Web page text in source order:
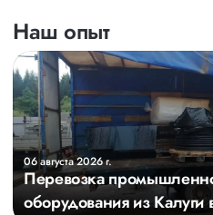
Наш опыт
06 августа 2026 г.
Перевозка
оборудования из Калуги